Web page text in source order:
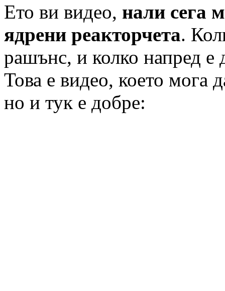
Ето ви видео, нали сега
ядрени реакторчета.
рашънс, и колко напред е
Това е видео, което мога
но и тук е добре: